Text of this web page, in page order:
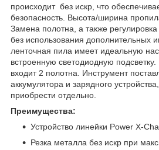
происходит без искр, что
безопасность. Высота/ширина
Замена полотна, а также регулировка
без использования дополнительных
ленточная пила имеет идеальную
встроенную светодиодную подсветку.
входит 2 полотна. Инструмент
аккумулятора и зарядного
приобрести отдельно.
Преимущества:
Устройство линейки Power X-
Резка металла без искр при